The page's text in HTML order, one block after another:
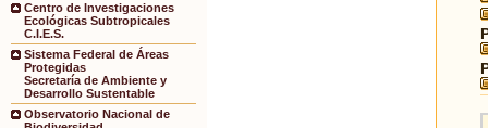
Centro de Investigaciones
Ecológicas Subtropicales
C.I.E.S.
Sistema Federal de Áreas
Protegidas
Secretaría de Ambiente y
Desarrollo Sustentable
Observatorio Nacional de